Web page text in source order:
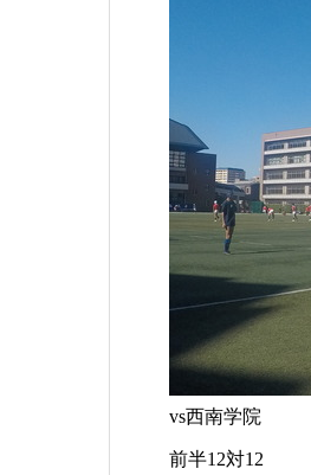
vs西南学院
前半12対12